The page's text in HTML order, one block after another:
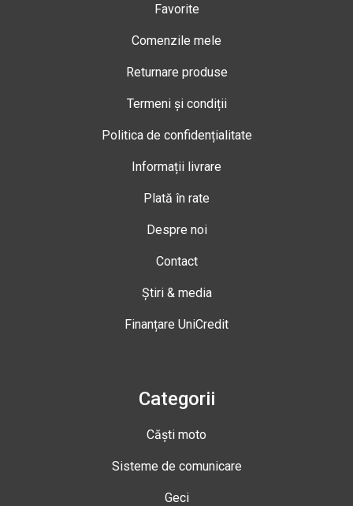
Favorite
Comenzile mele
Returnare produse
Termeni și condiții
Politica de confidențialitate
Informații livrare
Plată în rate
Despre noi
Contact
Știri & media
Finanțare UniCredit
Categorii
Căști moto
Sisteme de comunicare
Geci